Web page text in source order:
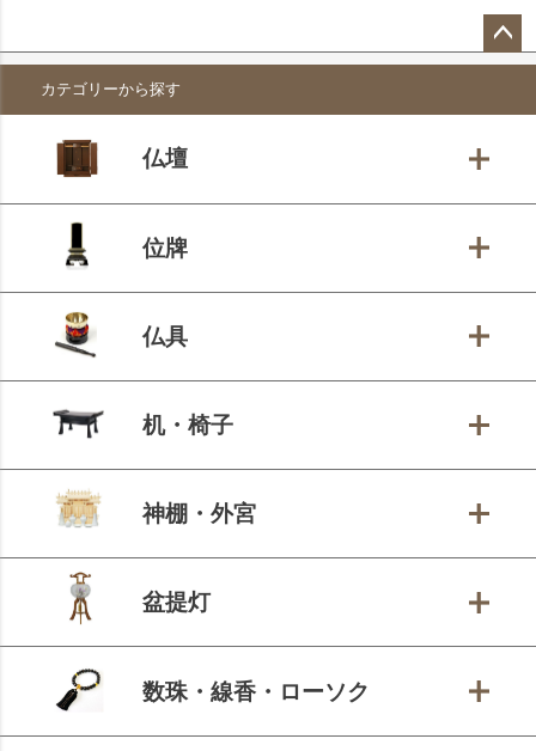
ペー
ップ
カテゴリーから探す
仏壇
位牌
仏具
机・椅子
神棚・外宮
盆提灯
数珠・線香・ローソク